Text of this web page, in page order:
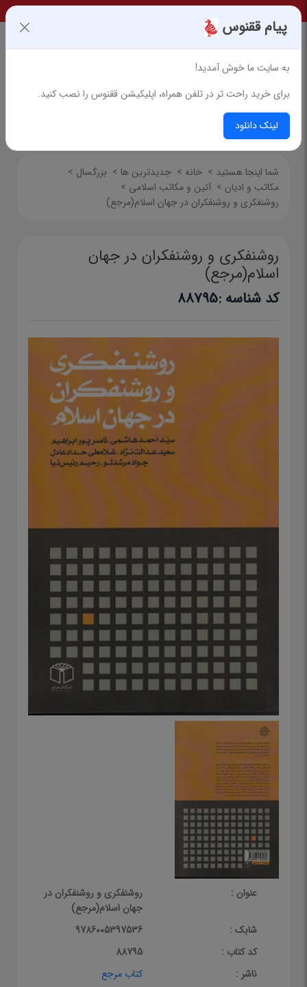
شما اینجا هستید > خانه > جدیدترین ها > بزرگسال >
مکاتب و ادیان > آئین و مکاتب اسلامی >
روشنفکری و روشنفکران در جهان اسلام(مرجع)
روشنفکری و روشنفکران در جهان
اسلام(مرجع)
کد شناسه :88795
عنوان :
روشنفکری و روشنفکران در
جهان اسلام(مرجع)
شابک :
9786005397536
کد کتاب :
88795
ناشر :
کتاب مرجع
پیام ققنوس
به سایت ما خوش آمدید!
برای خرید راحت تر در تلفن همراه، اپلیکیشن ققنوس را نصب کنید.
لینک دانلود